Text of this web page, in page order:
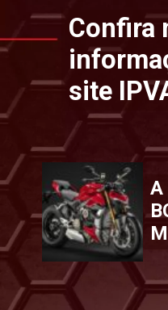
A
Confira
site